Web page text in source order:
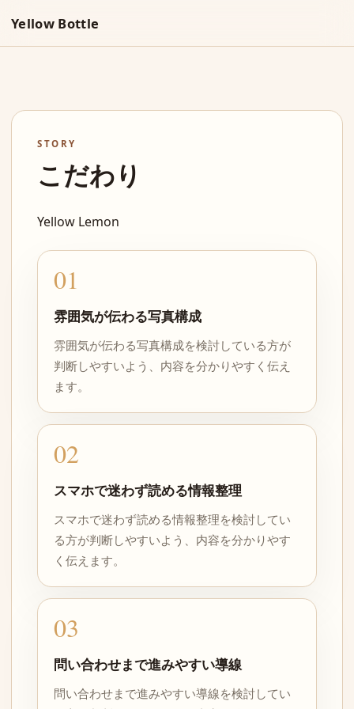
Yellow Bottle
STORY
こだわり
Yellow Lemon
01
雰囲気が伝わる写真構成
雰囲気が伝わる写真構成を検討している方が
判断しやすいよう、内容を分かりやすく伝え
ます。
02
スマホで迷わず読める情報整理
スマホで迷わず読める情報整理を検討してい
る方が判断しやすいよう、内容を分かりやす
く伝えます。
03
問い合わせまで進みやすい導線
問い合わせまで進みやすい導線を検討してい